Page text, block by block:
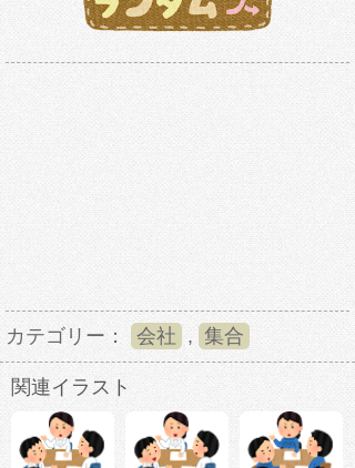
カテゴリー： 会社 , 集合
関連イラスト